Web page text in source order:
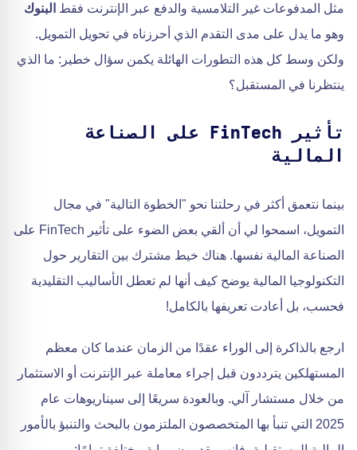
مثل المدفوعات غير التلامسية والدفع عبر الإنترنت فقط البنوك
وهو ما يدل على مدى التقدم الذي أحرزناه في تحويل التمويل.
ولكن وسط كل هذه التطورات الهائلة يكمن سؤال خطير: ما الذي
ينتظرنا في المستقبل؟
تأثير FinTech على الصناعة
المالية
بينما نتعمق أكثر في رحلتنا نحو "الخطوة التالية" في مجال
التمويل، اسمحوا لي أن ألقي بعض الضوء على تأثير FinTech على
الصناعة المالية نفسها. هناك خيط مشترك بين التقارير حول
التكنولوجيا المالية يوضح كيف أنها لم تعطل الأساليب التقليدية
فحسب، بل أعادت تعريفها بالكامل!
ارجع بالذاكرة إلى الوراء عقدًا من الزمان عندما كان معظم
المستهلكين يترددون قبل إجراء معاملة عبر الإنترنت أو الاستثمار
من خلال مستشار آلي. وبالعودة سريعًا إلى سيناريوهات عام
2025 التي تنبأ بها المتخصصون الملتزمون بالبحث والتنبؤ بالأمور